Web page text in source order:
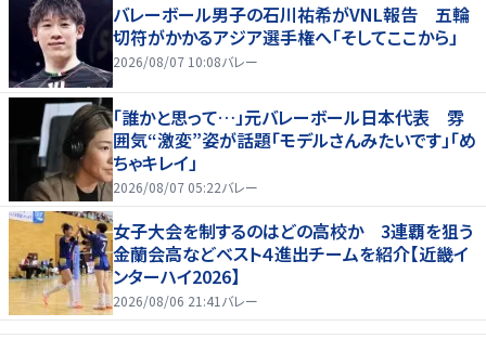
バレーボール男子の石川祐希がVNL報告 五輪
切符がかかるアジア選手権へ「そしてここから」
2026/08/07 10:08バレー
「誰かと思って…」元バレーボール日本代表 雰
囲気“激変”姿が話題「モデルさんみたいです」「め
ちゃキレイ」
2026/08/07 05:22バレー
女子大会を制するのはどの高校か 3連覇を狙う
金蘭会高などベスト４進出チームを紹介【近畿イ
ンターハイ2026】
2026/08/06 21:41 バレー